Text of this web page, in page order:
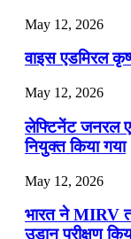
May 12, 2026
वाइस एडमिरल
May 12, 2026
लेफ्टिनेंट जनरल
नियुक्त किया गया
May 12, 2026
भारत ने MIRV
उड़ान परीक्षण